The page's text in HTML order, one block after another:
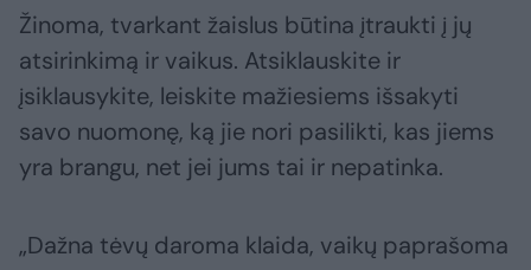
Žinoma, tvarkant žaislus būtina įtraukti į jų
atsirinkimą ir vaikus. Atsiklauskite ir
įsiklausykite, leiskite mažiesiems išsakyti
savo nuomonę, ką jie nori pasilikti, kas jiems
yra brangu, net jei jums tai ir nepatinka.
„Dažna tėvų daroma klaida, vaikų paprašoma